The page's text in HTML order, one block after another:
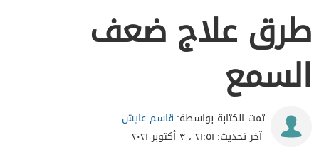
طرق علاج ضعف
السمع
تمت الكتابة بواسطة: قاسم عايش
آخر تحديث: ٢١:٥١ ، ٣ أكتوبر ٢٠٢١